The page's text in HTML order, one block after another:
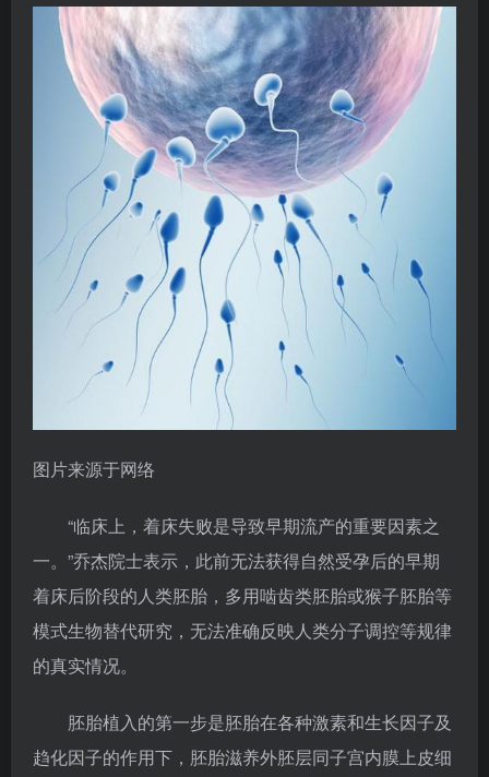
图片来源于网络
“临床上，着床失败是导致早期流产的重要因素之
一。”乔杰院士表示，此前无法获得自然受孕后的早期
着床后阶段的人类胚胎，多用啮齿类胚胎或猴子胚胎等
模式生物替代研究，无法准确反映人类分子调控等规律
的真实情况。
胚胎植入的第一步是胚胎在各种激素和生长因子及
趋化因子的作用下，胚胎滋养外胚层同子宫内膜上皮细